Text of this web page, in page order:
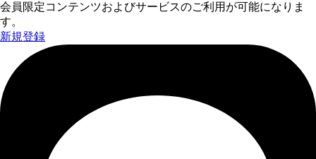
会員限定コンテンツおよびサービスのご利用が可能になりま
す。
新規登録